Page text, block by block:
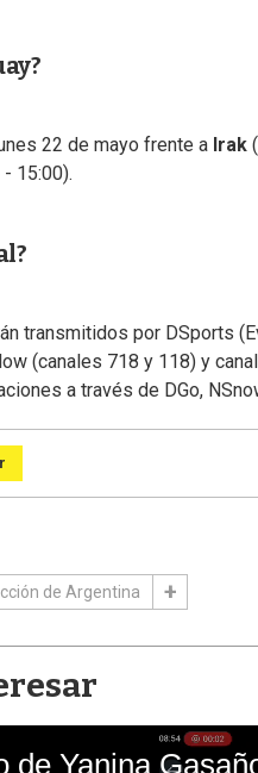
22 de mayo frente a Irak
15:00).
transmitidos por DSports
(canales 718 y 118) y
a través de DGo,
de Argentina